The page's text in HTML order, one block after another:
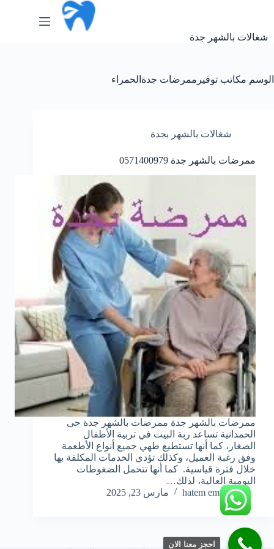
شغالات بالشهر جدة
الوسم مكاتب توفيرممرضات جدةالحمراء
شغالات بالشهر بجدة
ممرضات بالشهر جدة 0571400979
ممرضات بالشهر جدة ممرضات بالشهر جدة حى
الحمدانية تساعد ربة البيت في تربية الأطفال
الصغار، كما أنها تستطيع طهي جميع أنواع الأطعمة
وفق رغبة العميل، وكذلك تؤدي الخدمات المكلفة بها
خلال فترة قياسية. كما أنها تتحمل الضغوطات
اليومية العالية، لذلك…
hatem emara
مارس 23, 2025
احجز معنا الان